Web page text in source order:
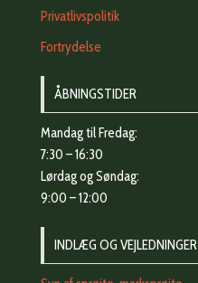
Privatlivspolitik
Fortrydelse
ÅBNINGSTIDER
Mandag til Fredag:
7:30 – 16:30
Lørdag og Søndag:
9:00 – 12:00
INDLÆG OG VEJLEDNINGER